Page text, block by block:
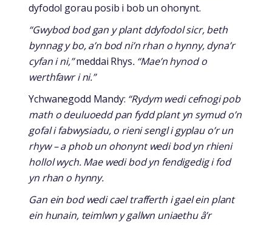
dyfodol gorau posib i bob un ohonynt.
“Gwybod bod gan y plant ddyfodol sicr, beth
bynnag y bo, a’n bod ni’n rhan o hynny, dyna’r
cyfan i ni,”meddai Rhys. “Mae’n hynod o
werthfawr i ni.”
Ychwanegodd Mandy: “Rydym wedi cefnogi pob
math o deuluoedd pan fydd plant yn symud o’n
gofal i fabwysiadu, o rieni sengl i gyplau o’r un
rhyw – a phob un ohonynt wedi bod yn rhieni
hollol wych. Mae wedi bod yn fendigedig i fod
yn rhan o hynny.
Gan ein bod wedi cael trafferth i gael ein plant
ein hunain, teimlwn y gallwn uniaethu â’r